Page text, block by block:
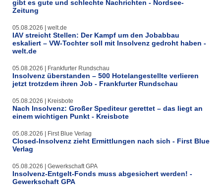
gibt es gute und schlechte Nachrichten - Nordsee-
Zeitung
05.08.2026 | welt.de
IAV streicht Stellen: Der Kampf um den Jobabbau
eskaliert – VW-Tochter soll mit Insolvenz gedroht haben -
welt.de
05.08.2026 | Frankfurter Rundschau
Insolvenz überstanden – 500 Hotelangestellte verlieren
jetzt trotzdem ihren Job - Frankfurter Rundschau
05.08.2026 | Kreisbote
Nach Insolvenz: Großer Spediteur gerettet – das liegt an
einem wichtigen Punkt - Kreisbote
05.08.2026 | First Blue Verlag
Closed-Insolvenz zieht Ermittlungen nach sich - First Blue
Verlag
05.08.2026 | Gewerkschaft GPA
Insolvenz-Entgelt-Fonds muss abgesichert werden! -
Gewerkschaft GPA